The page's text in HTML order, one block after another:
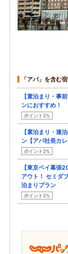
「アパ」を含む
【素泊まり・事
ンにおすすめ！
ポイント2%
【素泊まり・連
ン【アパ社長カレ
ポイント2%
【東京ベイ幕張
アウト！ セミダ
泊まりプラン
ポイント2%